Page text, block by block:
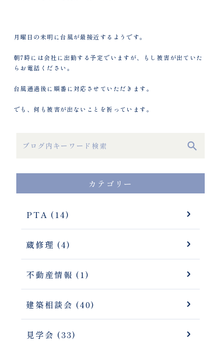
月曜日の未明に台風が最接近するようです。
朝7時には会社に出勤する予定でいますが、もし被害が出ていた
らお電話ください。
台風通過後に順番に対応させていただきます。
でも、何も被害が出ないことを祈っています。
カテゴリー
PTA (14)
蔵修理 (4)
不動産情報 (1)
建築相談会 (40)
見学会 (33)